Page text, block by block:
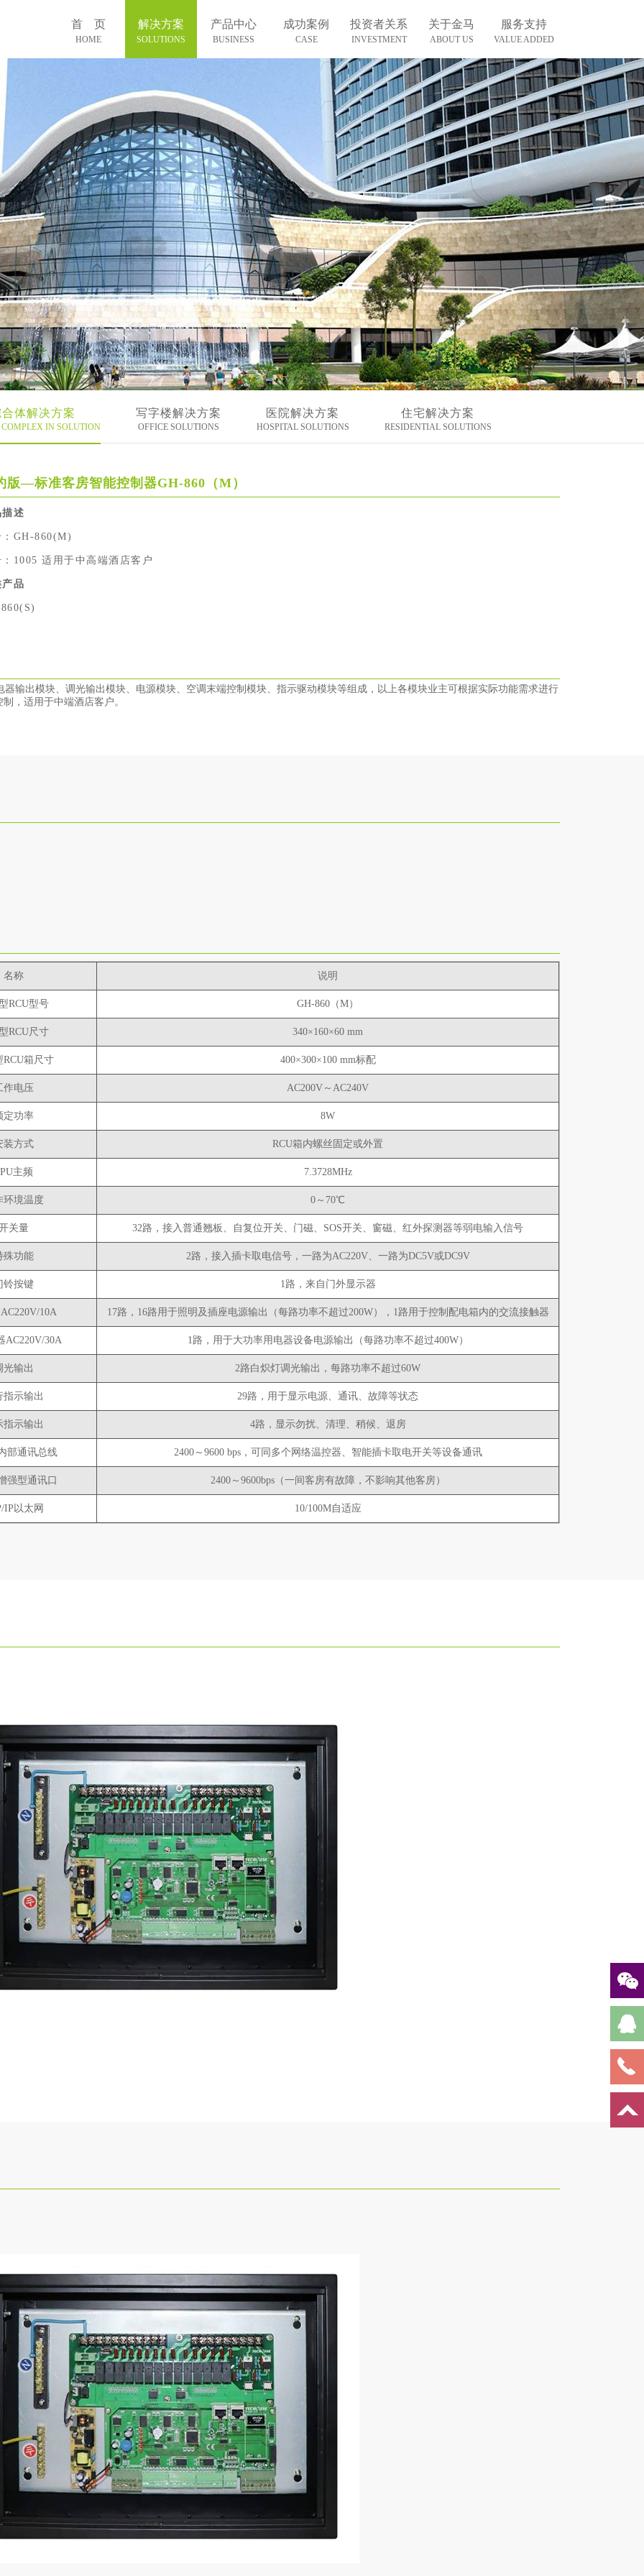
首 页
HOME
解决方案
SOLUTIONS
产品中心
BUSINESS
成功案例
CASE
投资者关系
INVESTMENT
关于金马
ABOUT US
服务支持
VALUE ADDED
体解决方案
IN SOLUTION
写字楼解决方案
OFFICE SOLUTIONS
医院解决方案
HOSPITAL SOLUTIONS
住宅解决方案
RESIDENTIAL SOLUTIONS
版—标准客房智能控制器GH-860（M）
述
：GH-860(M)
：1005 适用于中高端酒店客户
品
器输出模块、调光输出模块、电源模块、空调末端控制模块、指示驱动模块等组成，以上各模块业主可根据实际功能需求进行
，适用于中端酒店客户。
名称 说明
RCU型号 GH-860（M）
RCU尺寸 340×160×60 mm
RCU箱尺寸 400×300×100 mm标配
作电压 AC200V～AC240V
定功率 8W
装方式 RCU箱内螺丝固定或外置
主频 7.3728MHz
环境温度 0～70℃
关量 32路，接入普通翘板、自复位开关、门磁、SOS开关、窗磁、红外探测器等弱电输入信号
殊功能 2路，接入插卡取电信号，一路为AC220V、一路为DC5V或DC9V
铃按键 1路，来自门外显示器
10A 17路，16路用于照明及插座电源输出（每路功率不超过200W），1路用于控制配电箱内的交流接触器
AC220V/30A 1路，用于大功率用电器设备电源输出（每路功率不超过400W）
光输出 2路白炽灯调光输出，每路功率不超过60W
指示输出 29路，用于显示电源、通讯、故障等状态
指示输出 4路，显示勿扰、清理、稍候、退房
部通讯总线 2400～9600 bps，可同多个网络温控器、智能插卡取电开关等设备通讯
强型通讯口 2400～9600bps（一间客房有故障，不影响其他客房）
IP以太网 10/100M自适应